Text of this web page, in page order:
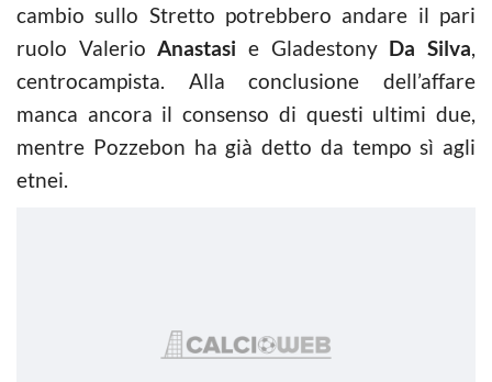
cambio sullo Stretto potrebbero andare il pari
ruolo ValerioAnastasi e Gladestony Da Silva,
centrocampista. Alla conclusione dell’affare
manca ancora il consenso di questi ultimi due,
mentre Pozzebon ha già detto da tempo sì agli
etnei.